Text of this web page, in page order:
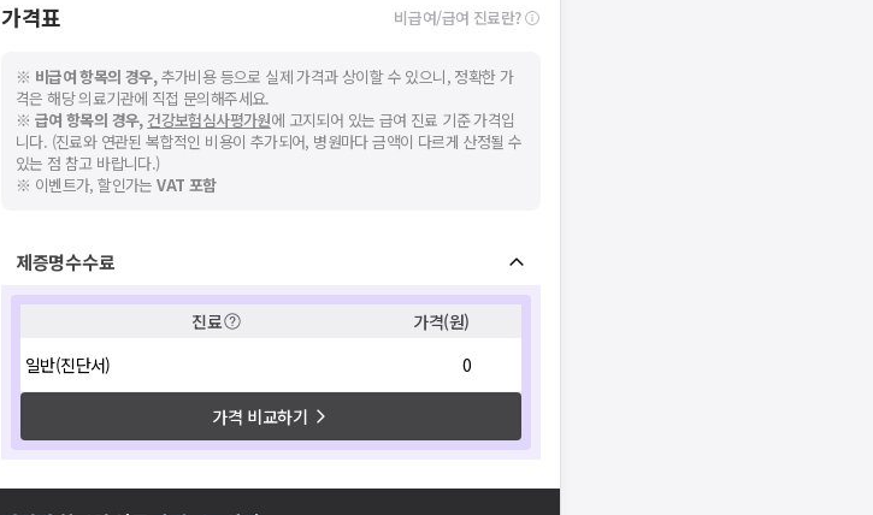
가격표 비급여/급여 진료란?
※ 비급여 항목의 경우,추가비용 등으로 실제 가격과 상이할 수 있으니, 정확한 가
격은 해당 의료기관에 직접 문의해주세요.
※ 급여 항목의 경우, 건강보험심사평가원에 고지되어 있는 급여 진료 기준 가격입
니다. (진료와 연관된 복합적인 비용이 추가되어, 병원마다 금액이 다르게 산정될 수
있는 점 참고 바랍니다.)
※ 이벤트가, 할인가는VAT 포함
제증명수수료
진료
가격(원)
일반(진단서)
0
가격 비교하기